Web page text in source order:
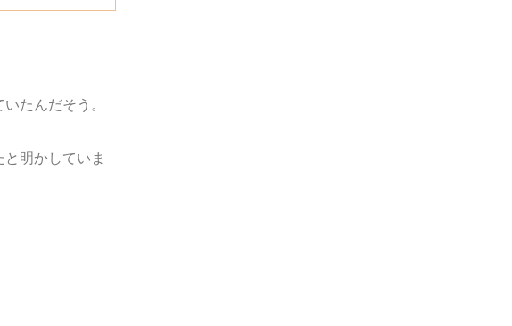
たんだそう。
明かしていま